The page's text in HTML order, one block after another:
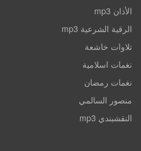
الأذان mp3
الرقية الشرعية mp3
تلاوات خاشعة
نغمات اسلامية
نغمات رمضان
منصور السالمي
النقشبندي mp3